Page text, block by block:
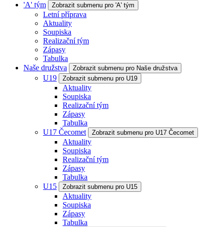
'A' tým
Zobrazit submenu pro 'A' tým
Letní příprava
Aktuality
Soupiska
Realizační tým
Zápasy
Tabulka
Naše družstva
Zobrazit submenu pro Naše družstva
U19 Zobrazit submenu pro U19
Aktuality
Soupiska
Realizační tým
Zápasy
Tabulka
U17 Čecomet
Zobrazit submenu pro U17 Čecomet
Aktuality
Soupiska
Realizační tým
Zápasy
Tabulka
U15
Zobrazit submenu pro U15
Aktuality
Soupiska
Zápasy
Tabulka